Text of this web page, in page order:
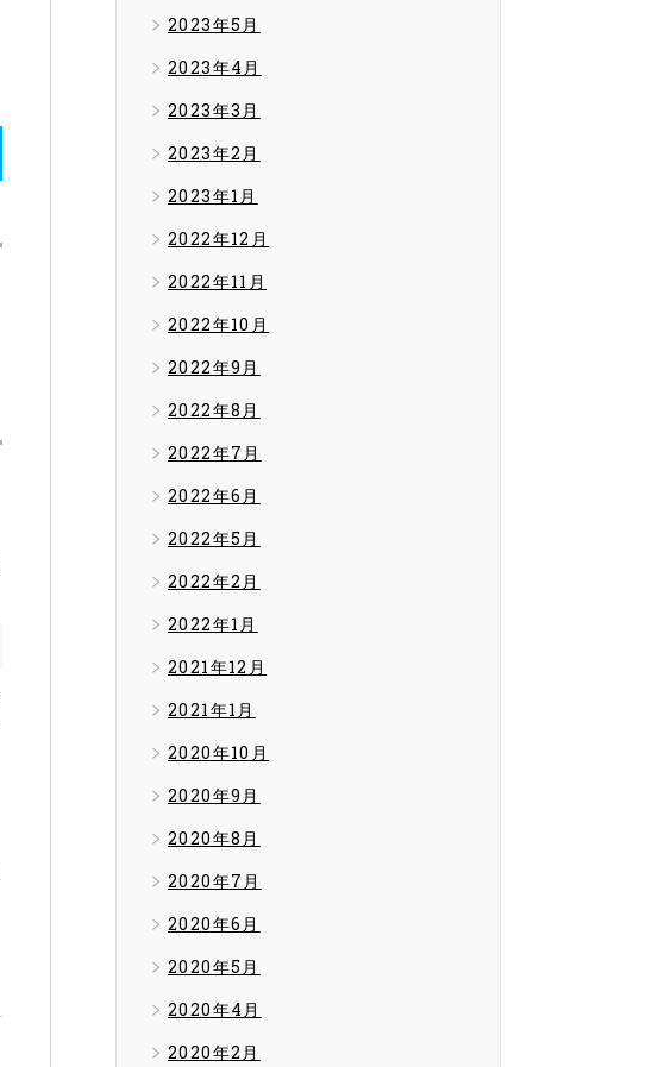
2023年5月
2023年4月
2023年3月
2023年2月
2023年1月
2022年12月
2022年11月
2022年10月
2022年9月
2022年8月
2022年7月
2022年6月
2022年5月
2022年2月
2022年1月
2021年12月
2021年1月
2020年10月
2020年9月
2020年8月
2020年7月
2020年6月
2020年5月
2020年4月
2020年2月